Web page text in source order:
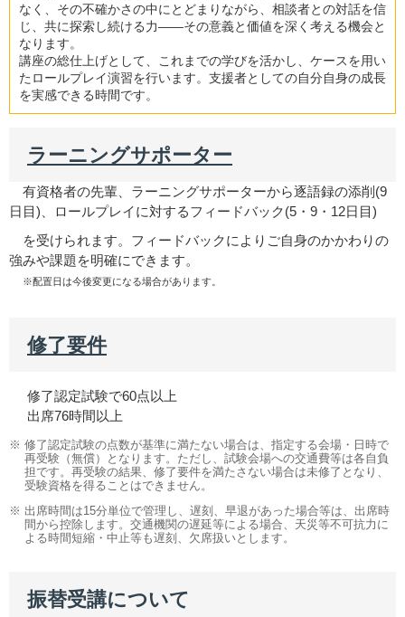
なく、その不確かさの中にとどまりながら、相談者との対話を信
じ、共に探索し続ける力――その意義と価値を深く考える機会と
なります。
講座の総仕上げとして、これまでの学びを活かし、ケースを用い
たロールプレイ演習を行います。支援者としての自分自身の成長
を実感できる時間です。
ラーニングサポーター
有資格者の先輩、ラーニングサポーターから逐語録の添削(9
日目)、ロールプレイに対するフィードバック(5・9・12日目)
を受けられます。フィードバックによりご自身のかかわりの
強みや課題を明確にできます。
※配置日は今後変更になる場合があります。
修了要件
修了認定試験で60点以上
出席76時間以上
※ 修了認定試験の点数が基準に満たない場合は、指定する会場・日時で
再受験（無償）となります。ただし、試験会場への交通費等は各自負
担です。再受験の結果、修了要件を満たさない場合は未修了となり、
受験資格を得ることはできません。
※ 出席時間は15分単位で管理し、遅刻、早退があった場合等は、出席時
間から控除します。交通機関の遅延等による場合、天災等不可抗力に
よる時間短縮・中止等も遅刻、欠席扱いとします。
振替受講について